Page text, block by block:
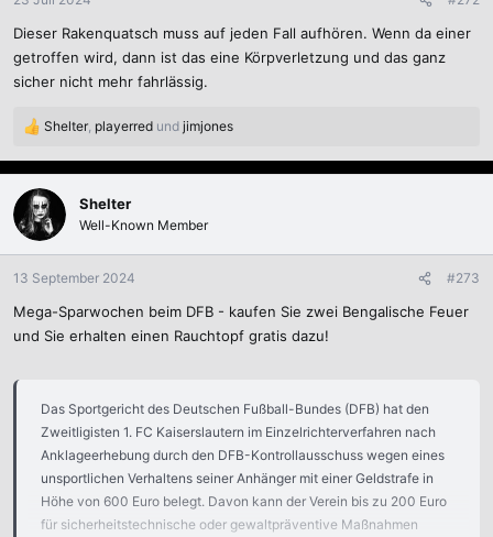
n
:
Dieser Rakenquatsch muss auf jeden Fall aufhören. Wenn da einer
getroffen wird, dann ist das eine Körpverletzung und das ganz
sicher nicht mehr fahrlässig.
R
a
k
i
o
n
n
:
Shelter, playerred und jimjones
Shelter
Well-Known Member
13 September 2024 #273
Mega-Sparwochen beim DFB - kaufen Sie zwei Bengalische Feuer
und Sie erhalten einen Rauchtopf gratis dazu!
Das Sportgericht des Deutschen Fußball-Bundes (DFB) hat den
Zweitligisten 1. FC Kaiserslautern im Einzelrichterverfahren nach
Anklageerhebung durch den DFB-Kontrollausschuss wegen eines
unsportlichen Verhaltens seiner Anhänger mit einer Geldstrafe in
Höhe von 600 Euro belegt. Davon kann der Verein bis zu 200 Euro
für sicherheitstechnische oder gewaltpräventive Maßnahmen